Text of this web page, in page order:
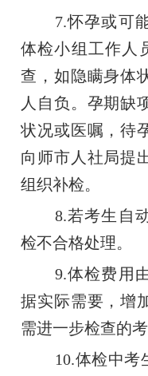
7.怀孕或可
体检小组工作人
查，如隐瞒身体
人自负。孕期缺
状况或医嘱，待
向师市人社局提
组织补检。
8.若考生自
检不合格处理。
9.体检费用
据实际需要，增
需进一步检查的
10.体检中考